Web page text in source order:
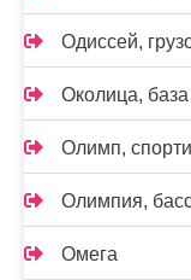
Одиссей,
Околица,
Олимп,
Олимпия,
Омега